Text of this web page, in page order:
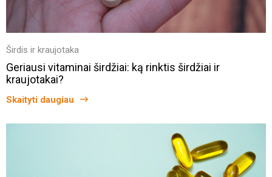
Širdis ir kraujotaka
Geriausi vitaminai širdžiai: ką rinktis širdžiai ir
kraujotakai?
Skaityti daugiau